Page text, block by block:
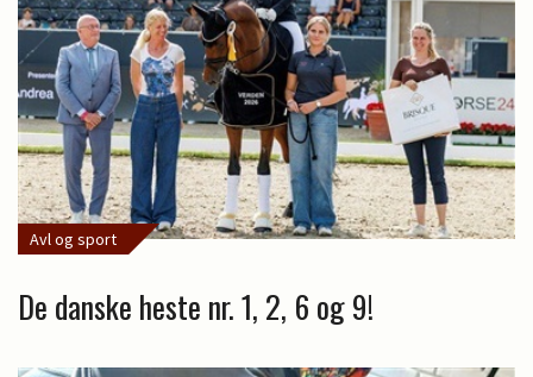
Avl og sport
De danske heste nr. 1, 2, 6 og 9!